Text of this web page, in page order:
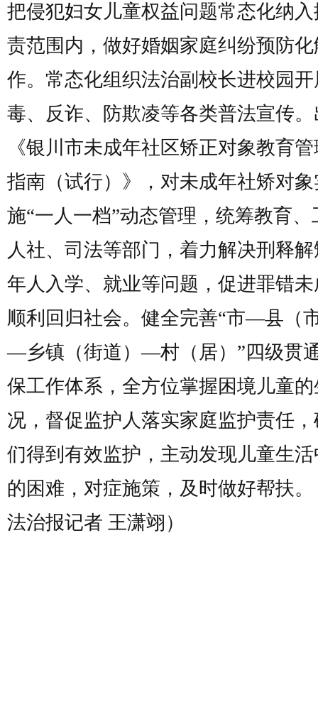
把侵犯妇女儿童权益问题常态化纳
责范围内，做好婚姻家庭纠纷预防
作。常态化组织法治副校长进校园
毒、反诈、防欺凌等各类普法宣传
《银川市未成年社区矫正对象教育
指南（试行）》，对未成年社矫对象
施“一人一档”动态管理，统筹教育、
人社、司法等部门，着力解决刑释
年人入学、就业等问题，促进罪错
顺利回归社会。健全完善“市—县（
—乡镇（街道）—村（居）”四级贯
保工作体系，全方位掌握困境儿童
况，督促监护人落实家庭监护责任
们得到有效监护，主动发现儿童生
的困难，对症施策，及时做好帮扶
法治报记者 王潇翊）